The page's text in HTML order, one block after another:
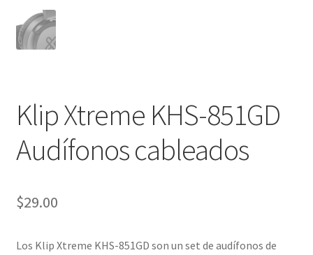
Klip Xtreme KHS-851GD
Audífonos cableados
$29.00
Los Klip Xtreme KHS-851GD son un set de audífonos de